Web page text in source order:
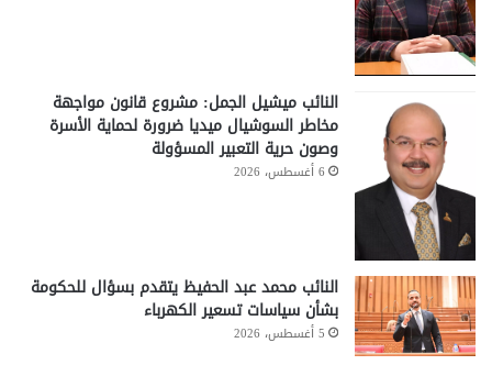
النائب ميشيل الجمل: مشروع قانون مواجهة
مخاطر السوشيال ميديا ضرورة لحماية الأسرة
وصون حرية التعبير المسؤولة
6 أغسطس، 2026
النائب محمد عبد الحفيظ يتقدم بسؤال للحكومة
بشأن سياسات تسعير الكهرباء
5 أغسطس، 2026